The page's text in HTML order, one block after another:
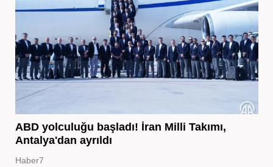
ABD yolculuğu başladı! İran Milli Takımı,
Antalya'dan ayrıldı
Haber7